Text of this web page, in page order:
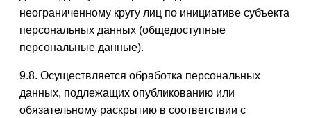
неограниченному кругу лиц по инициативе субъекта
персональных данных (общедоступные
персональные данные).
9.8. Осуществляется обработка персональных
данных, подлежащих опубликованию или
обязательному раскрытию в соответствии с